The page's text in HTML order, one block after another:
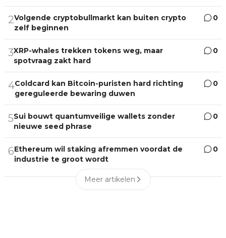
2Volgende cryptobullmarkt kan buiten crypto
zelf beginnen
0
3XRP-whales trekken tokens weg, maar
spotvraag zakt hard
0
4Coldcard kan Bitcoin-puristen hard richting
gereguleerde bewaring duwen
0
5Sui bouwt quantumveilige wallets zonder
nieuwe seed phrase
0
6Ethereum wil staking afremmen voordat de
industrie te groot wordt
0
Meer artikelen